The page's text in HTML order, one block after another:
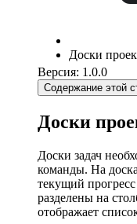
Доски
Версия: 1.0.0
Содержание этой
Доски
Доски задач
команды. На
текущий
разделены на
отображает